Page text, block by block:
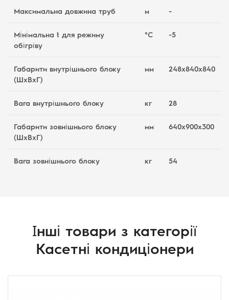
Максимальна довжина труб м -
Мінімальна t для режиму
обігріву
°C -5
Габарити внутрішнього блоку
(ШхВхГ)
мм 248х840х840
Вага внутрішнього блоку кг 28
Габарити зовнішнього блоку
(ШхВхГ)
мм 640х900х300
Вага зовнішнього блоку кг 54
Інші товари з категорії
Касетні кондиціонери